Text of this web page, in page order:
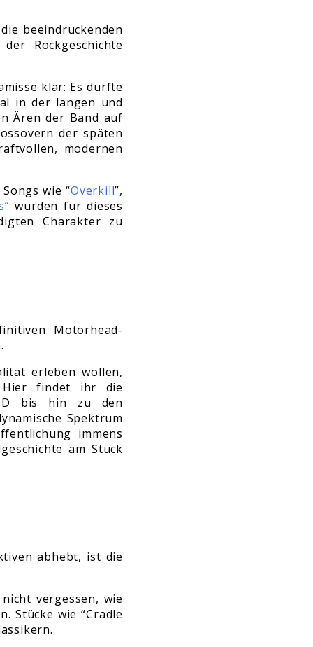
beeindruckenden
Rockgeschichte
klar: Es durfte
in der langen und
Ären der Band auf
der späten
modernen
wie “Overkill”,
” wurden für dieses
Charakter zu
Motörhead-
erleben wollen,
findet ihr die
bis hin zu den
Spektrum
immens
am Stück
abhebt, ist die
vergessen, wie
Stücke wie “Cradle